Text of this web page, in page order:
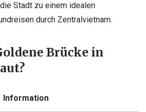
Stadt zu einem idealen
durch Zentralvietnam.
Brücke in
Information